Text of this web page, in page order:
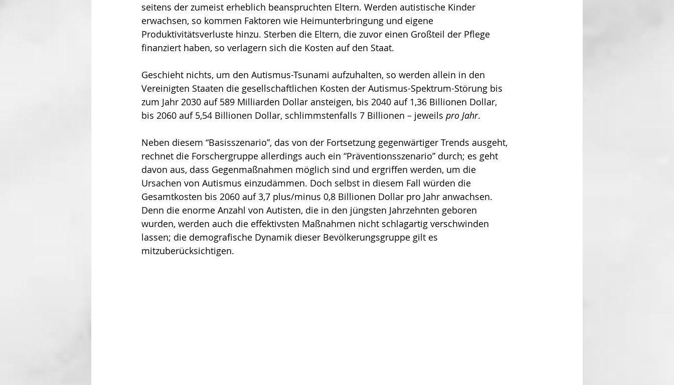
seitens der zumeist erheblich beanspruchten Eltern. Werden autistische Kinder
erwachsen, so kommen Faktoren wie Heimunterbringung und eigene
Produktivitätsverluste hinzu. Sterben die Eltern, die zuvor einen Großteil der Pflege
finanziert haben, so verlagern sich die Kosten auf den Staat.
Geschieht nichts, um den Autismus-Tsunami aufzuhalten, so werden allein in den
Vereinigten Staaten die gesellschaftlichen Kosten der Autismus-Spektrum-Störung bis
zum Jahr 2030 auf 589 Milliarden Dollar ansteigen, bis 2040 auf 1,36 Billionen Dollar,
bis 2060 auf 5,54 Billionen Dollar, schlimmstenfalls 7 Billionen – jeweils pro Jahr.
Neben diesem “Basisszenario”, das von der Fortsetzung gegenwärtiger Trends ausgeht,
rechnet die Forschergruppe allerdings auch ein “Präventionsszenario” durch; es geht
davon aus, dass Gegenmaßnahmen möglich sind und ergriffen werden, um die
Ursachen von Autismus einzudämmen. Doch selbst in diesem Fall würden die
Gesamtkosten bis 2060 auf 3,7 plus/minus 0,8 Billionen Dollar pro Jahr anwachsen.
Denn die enorme Anzahl von Autisten, die in den jüngsten Jahrzehnten geboren
wurden, werden auch die effektivsten Maßnahmen nicht schlagartig verschwinden
lassen; die demografische Dynamik dieser Bevölkerungsgruppe gilt es
mitzuberücksichtigen.